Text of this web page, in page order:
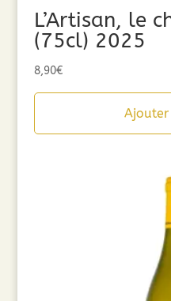
L’Artisan, le
(75cl) 2025
8,90€